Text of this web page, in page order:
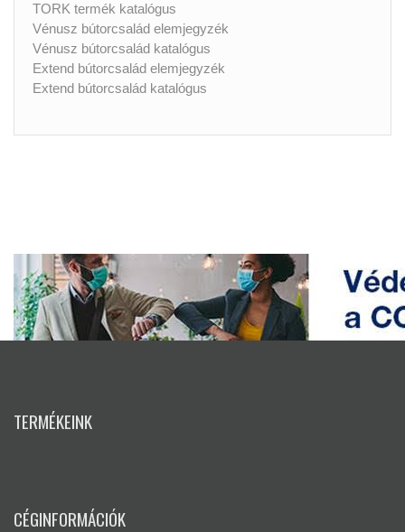
TORK termék katalógus
Vénusz bútorcsalád elemjegyzék
Vénusz bútorcsalád katalógus
Extend bútorcsalád elemjegyzék
Extend bútorcsalád katalógus
TERMÉKEINK
CÉGINFORMÁCIÓK